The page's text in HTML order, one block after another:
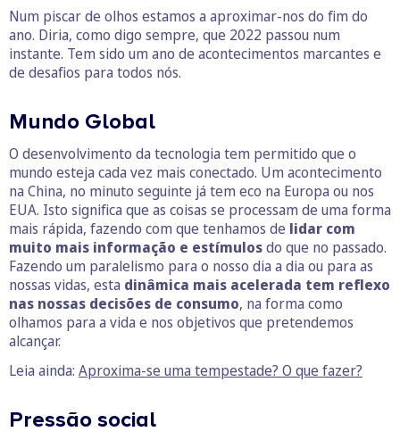
Num piscar de olhos estamos a aproximar-nos do fim do
ano. Diria, como digo sempre, que 2022 passou num
instante. Tem sido um ano de acontecimentos marcantes e
de desafios para todos nós.
Mundo Global
O desenvolvimento da tecnologia tem permitido que o
mundo esteja cada vez mais conectado. Um acontecimento
na China, no minuto seguinte já tem eco na Europa ou nos
EUA. Isto significa que as coisas se processam de uma forma
mais rápida, fazendo com que tenhamos de lidar com
muito mais informação e estímulosdo que no passado.
Fazendo um paralelismo para o nosso dia a dia ou para as
nossas vidas, esta dinâmica mais acelerada tem reflexo
nas nossas decisões de consumo, na forma como
olhamos para a vida e nos objetivos que pretendemos
alcançar.
Leia ainda: Aproxima-se uma tempestade? O que fazer?
Pressão social